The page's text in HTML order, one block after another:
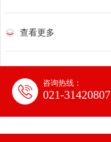
查看更多
咨询热线：
021-31420807